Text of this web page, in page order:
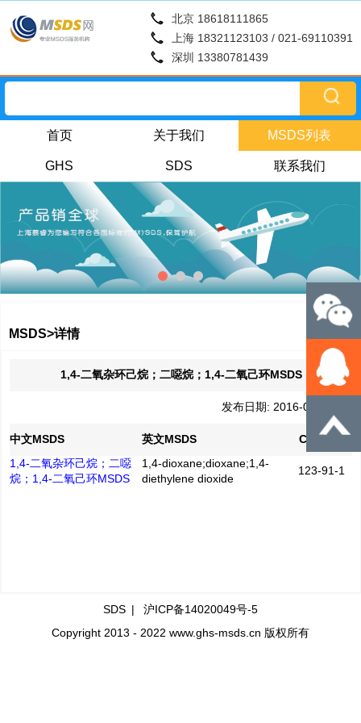
北京 18618111865
上海 18321123103 / 021-69110391
深圳 13380781439
首页 关于我们 MSDS列表
GHS SDS 联系我们
MSDS>详情
1,4-二氧杂环己烷；二噁烷；1,4-二氧己环MSDS
发布日期: 2016-04-21
中文MSDS 英文MSDS
CAS No.
1,4-二氧杂环己烷；二噁
烷；1,4-二氧己环MSDS
1,4-dioxane;dioxane;1,4-
diethylene dioxide
123-91-1
SDS | 沪ICP备14020049号-5
Copyright 2013 - 2022 www.ghs-msds.cn 版权所有